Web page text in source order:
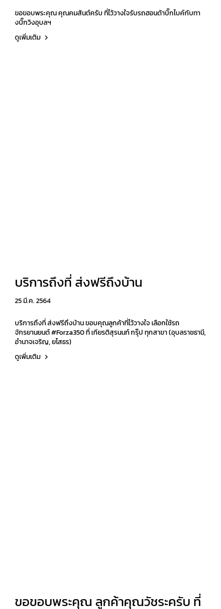
ขอขอบพระคุณ คุณคมสันต์ครับ ที่ไว้วางใจรับรถฮอนด้าบิ๊กไบค์กับทา
งบิ๊กวิงอุบลฯ
ดูเพิ่มเติม
บริการถึงที่ ส่งฟรีถึงบ้าน
25 มี.ค. 2564
บริการถึงที่ ส่งฟรีถึงบ้าน ขอบคุณลูกค้าที่ไว้วางใจ เลือกใช้รถ
จักรยานยนต์ #Forza350 ที่ เกียรติสุรนนท์ กรุ๊ป ทุกสาขา (อุบลราชธานี,
อำนาจเจริญ, ยโสธร)
ดูเพิ่มเติม
ขอขอบพระคุณ ลูกค้าคุณวัชระครับ ที่